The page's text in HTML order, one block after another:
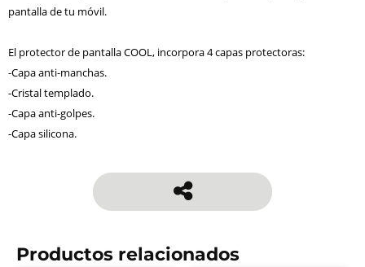
pantalla de tu móvil.
El protector de pantalla COOL, incorpora 4 capas protectoras:
-Capa anti-manchas.
-Cristal templado.
-Capa anti-golpes.
-Capa silicona.
Productos relacionados